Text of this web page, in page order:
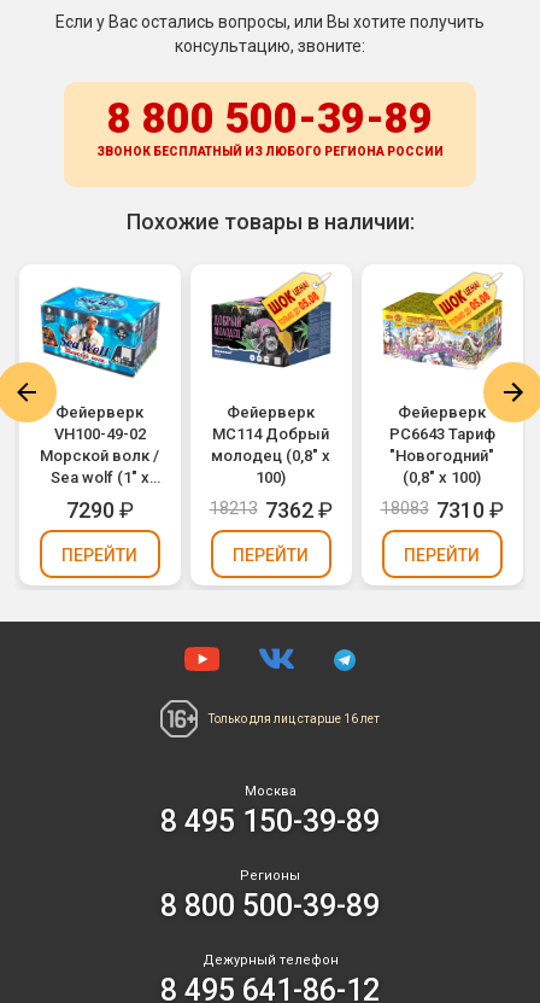
Если у Вас остались вопросы, или Вы хотите получить
консультацию, звоните:
8 800 500-39-89
ЗВОНОК БЕСПЛАТНЫЙ ИЗ ЛЮБОГО РЕГИОНА РОССИИ
Похожие товары в наличии:
Фейерверк
VH100-49-02
Морской волк /
Sea wolf (1" х
49)
7290₽
ПЕРЕЙТИ
Фейерверк
МС114 Добрый
молодец (0,8" х
100)
18213 7362₽
ПЕРЕЙТИ
Фейерверк
РС6643 Тариф
"Новогодний"
(0,8" х 100)
18083 7310₽
ПЕРЕЙТИ
Только для лиц старше 16 лет
Москва
8 495 150-39-89
Регионы
8 800 500-39-89
Дежурный телефон
8 495 641-86-12